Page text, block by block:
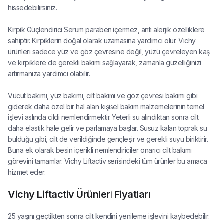
hissedebilirsiniz.
Kirpik Güçlendirici Serum paraben içermez, anti alerjik özelliklere
sahiptir. Kirpiklerin doğal olarak uzamasına yardımcı olur. Vichy
ürünleri sadece yüz ve göz çevresine değil, yüzü çevreleyen kaş
ve kirpiklere de gerekli bakımı sağlayarak, zamanla güzelliğinizi
artırmanıza yardımcı olabilir.
Vücut bakımı, yüz bakımı, cilt bakımı ve göz çevresi bakımı gibi
giderek daha özel bir hal alan kişisel bakım malzemelerinin temel
işlevi aslında cildi nemlendirmektir. Yeterli su alındıktan sonra cilt
daha elastik hale gelir ve parlamaya başlar. Susuz kalan toprak su
bulduğu gibi, cilt de verildiğinde gençleşir ve gerekli suyu biriktirir.
Buna ek olarak besin içerikli nemlendiriciler onarıcı cilt bakımı
görevini tamamlar. Vichy Liftactiv serisindeki tüm ürünler bu amaca
hizmet eder.
Vichy Liftactiv Ürünleri Fiyatları
25 yaşını geçtikten sonra cilt kendini yenileme işlevini kaybedebilir.